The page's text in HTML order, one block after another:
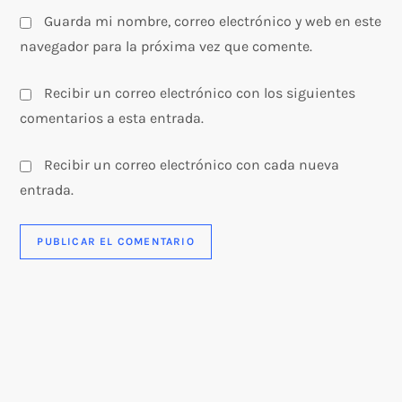
s
Guarda mi nombre, correo electrónico y web en este
navegador para la próxima vez que comente.
Recibir un correo electrónico con los siguientes
comentarios a esta entrada.
Recibir un correo electrónico con cada nueva
entrada.